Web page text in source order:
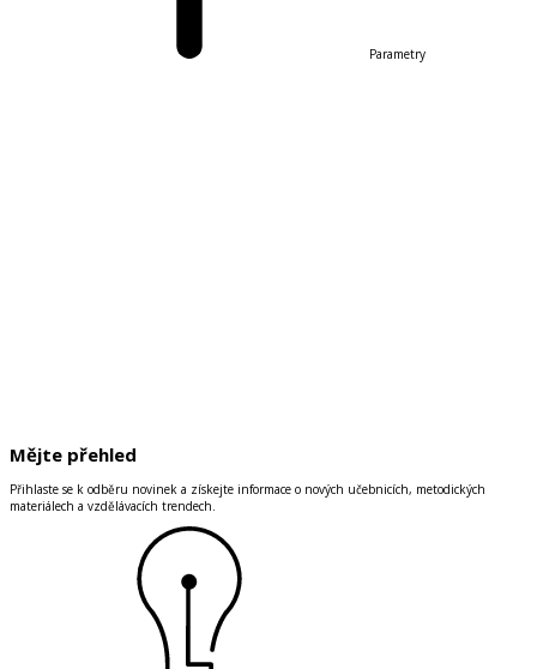
Parametry
Mějte přehled
Přihlaste se k odběru novinek a získejte informace o nových učebnicích, metodických
materiálech a vzdělávacích trendech.